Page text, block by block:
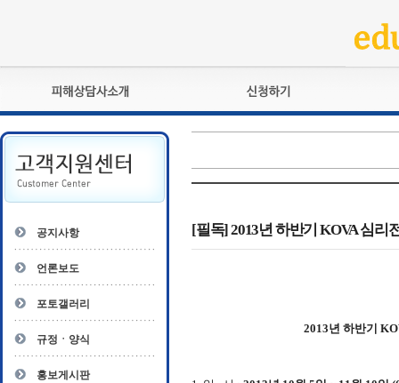
피해상담사란?
자격관리규정
상담사 자격증 확인
- 피해상담사 1급
- 전문수련감독자
- 전문수련기관
교육훈련
자격복원
공지사항
언론보도
포토갤러리
규정ㆍ양식
홍보게시판
[필독] 2013년 하반기 KOVA 심리
2013년 하반기